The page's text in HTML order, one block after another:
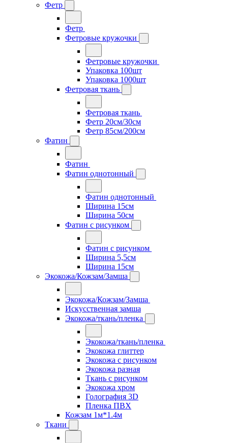
Фетр
Фетр
Фетровые кружочки
Фетровые кружочки
Упаковка 100шт
Упаковка 1000шт
Фетровая ткань
Фетровая ткань
Фетр 20см/30см
Фетр 85см/200см
Фатин
Фатин
Фатин однотонный
Фатин однотонный
Ширина 15см
Ширина 50см
Фатин с рисунком
Фатин с рисунком
Ширина 5,5см
Ширина 15см
Экокожа/Кожзам/Замша
Экокожа/Кожзам/Замша
Искусственная замша
Экокожа/ткань/пленка
Экокожа/ткань/пленка
Экокожа глиттер
Экокожа с рисунком
Экокожа разная
Ткань с рисунком
Экокожа хром
Голография 3D
Пленка ПВХ
Кожзам 1м*1.4м
Ткани